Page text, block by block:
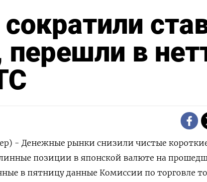
перешли в
- Денежные рынки снизили чистые
позиции в японской валюте на
в пятницу данные Комиссии по торговле